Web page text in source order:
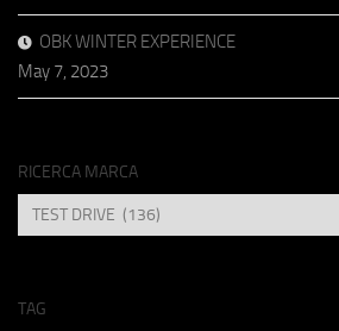
OBK WINTER EXPERIENCE
May 7, 2023
RICERCA MARCA
RICERCA
MARCA
TAG